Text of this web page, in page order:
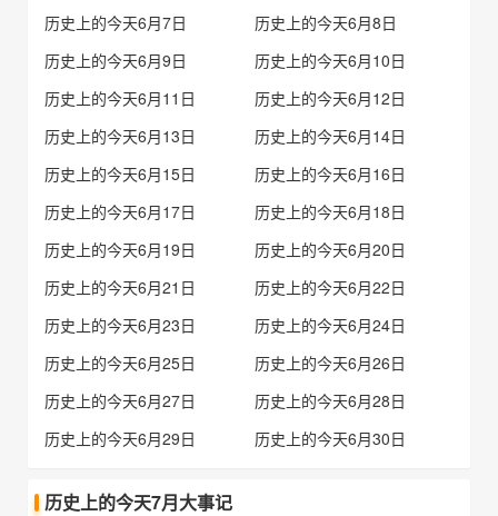
历史上的今天6月7日
历史上的今天6月8日
历史上的今天6月9日
历史上的今天6月10日
历史上的今天6月11日
历史上的今天6月12日
历史上的今天6月13日
历史上的今天6月14日
历史上的今天6月15日
历史上的今天6月16日
历史上的今天6月17日
历史上的今天6月18日
历史上的今天6月19日
历史上的今天6月20日
历史上的今天6月21日
历史上的今天6月22日
历史上的今天6月23日
历史上的今天6月24日
历史上的今天6月25日
历史上的今天6月26日
历史上的今天6月27日
历史上的今天6月28日
历史上的今天6月29日
历史上的今天6月30日
历史上的今天7月大事记